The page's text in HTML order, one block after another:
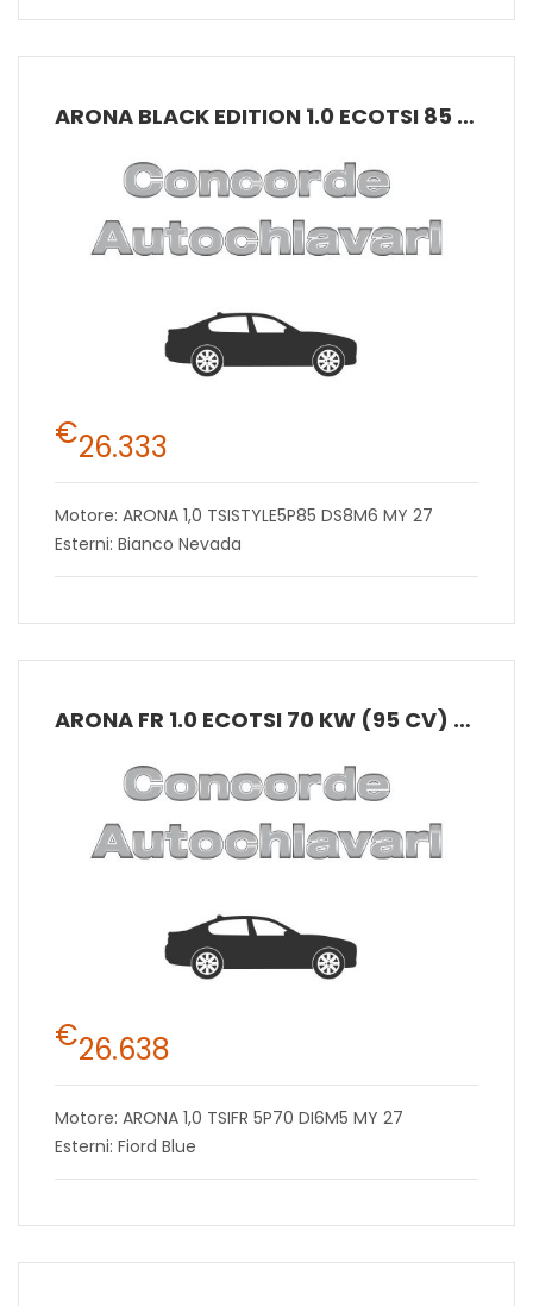
ARONA BLACK EDITION 1.0 ECOTSI 85 KW (115 CV) BENZINA MANUALE 6 MARCE 2WD
€26.333
Motore: ARONA 1,0 TSISTYLE5P85 DS8M6 MY 27
Esterni: Bianco Nevada
ARONA FR 1.0 ECOTSI 70 KW (95 CV) BENZINA MANUALE 5 MARCE 2WD
€26.638
Motore: ARONA 1,0 TSIFR 5P70 DI6M5 MY 27
Esterni: Fiord Blue